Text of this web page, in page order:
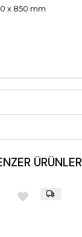
x 850 mm
ÜRÜNLER